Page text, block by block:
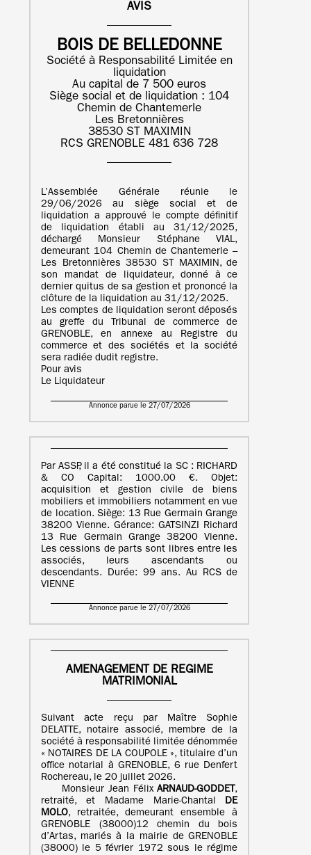
AVIS
BOIS DE BELLEDONNE
Société à Responsabilité Limitée en
liquidation
Au capital de 7 500 euros
Siège social et de liquidation : 104
Chemin de Chantemerle
Les Bretonnières
38530 ST MAXIMIN
RCS GRENOBLE 481 636 728
L’Assemblée Générale réunie le
29/06/2026 au siège social et de
liquidation a approuvé le compte définitif
de liquidation établi au 31/12/2025,
déchargé Monsieur Stéphane VIAL,
demeurant 104 Chemin de Chantemerle –
Les Bretonnières 38530 ST MAXIMIN, de
son mandat de liquidateur, donné à ce
dernier quitus de sa gestion et prononcé la
clôture de la liquidation au 31/12/2025.
Les comptes de liquidation seront déposés
au greffe du Tribunal de commerce de
GRENOBLE, en annexe au Registre du
commerce et des sociétés et la société
sera radiée dudit registre.
Pour avis
Le Liquidateur
Annonce parue le 27/07/2026
Par ASSP, il a été constitué la SC : RICHARD
& CO Capital: 1000.00 €. Objet:
acquisition et gestion civile de biens
mobiliers et immobiliers notamment en vue
de location. Siège: 13 Rue Germain Grange
38200 Vienne. Gérance: GATSINZI Richard
13 Rue Germain Grange 38200 Vienne.
Les cessions de parts sont libres entre les
associés, leurs ascendants ou
descendants. Durée: 99 ans. Au RCS de
VIENNE
Annonce parue le 27/07/2026
AMENAGEMENT DE REGIME
MATRIMONIAL
Suivant acte reçu par Maître Sophie
DELATTE, notaire associé, membre de la
société à responsabilité limitée dénommée
« NOTAIRES DE LA COUPOLE », titulaire d’un
office notarial à GRENOBLE, 6 rue Denfert
Rochereau, le 20 juillet 2026.
Monsieur Jean FélixARNAUD-GODDET ,
retraité, et Madame Marie-Chantal DE
MOLO, retraitée, demeurant ensemble à
GRENOBLE (38000)12 chemin du bois
d’Artas, mariés à la mairie de GRENOBLE
(38000) le 5 février 1972 sous le régime